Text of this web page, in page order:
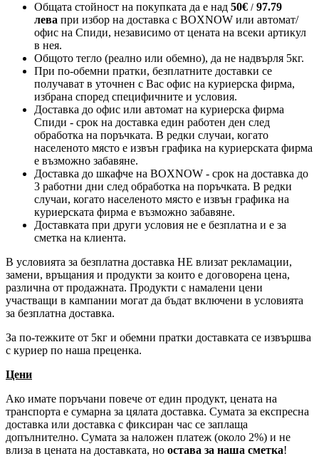
Общата стойност на покупката да е над 50€ / 97.79
лева при избор на доставка с BOXNOW или автомат/
офис на Спиди, независимо от цената на всеки артикул
в нея.
Общото тегло (реално или обемно), да не надвърля 5кг.
При по-обемни пратки, безплатните доставки се
получават в уточнен с Вас офис на куриерска фирма,
избрана според специфичните и условия.
Доставка до офис или автомат на куриерска фирма
Спиди - срок на доставка един работен ден след
обработка на поръчката. В редки случаи, когато
населеното място е извън графика на куриерската фирма
е възможно забавяне.
Доставка до шкафче на BOXNOW - срок на доставка до
3 работни дни след обработка на поръчката. В редки
случаи, когато населеното място е извън графика на
куриерската фирма е възможно забавяне.
Доставката при други условия не е безплатна и е за
сметка на клиента.
В условията за безплатна доставка НЕ влизат рекламации,
замени, връщания и продукти за които е договорена цена,
различна от продажната. Продукти с намалени цени
участващи в кампании могат да бъдат включени в условията
за безплатна доставка.
За по-тежките от 5кг и обемни пратки доставката се извършва
с куриер по наша преценка.
Цени
Ако имате поръчани повече от един продукт, цената на
транспорта е сумарна за цялата доставка. Сумата за експресна
доставка или доставка с фиксиран час се заплаща
допълнително. Сумата за наложен платеж (около 2%) и не
влиза в цената на доставката, но остава за наша сметка!